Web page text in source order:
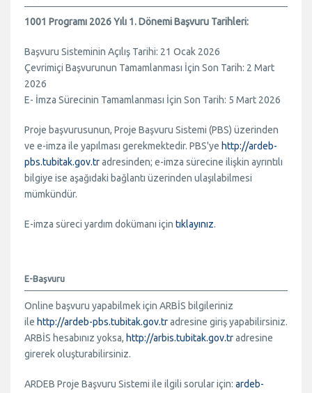
1001 Programı 2026 Yılı 1. Dönemi Başvuru Tarihleri:
Başvuru Sisteminin Açılış Tarihi: 21 Ocak 2026
Çevrimiçi Başvurunun Tamamlanması İçin Son Tarih: 2 Mart
2026
E- İmza Sürecinin Tamamlanması İçin Son Tarih: 5 Mart 2026
Proje başvurusunun, Proje Başvuru Sistemi (PBS) üzerinden
ve e-imza ile yapılması gerekmektedir. PBS'ye http://ardeb-
pbs.tubitak.gov.tradresinden; e-imza sürecine ilişkin ayrıntılı
bilgiye ise aşağıdaki bağlantı üzerinden ulaşılabilmesi
mümkündür.
E-imza süreci yardım dokümanı için tıklayınız.
E-Başvuru
Online başvuru yapabilmek için ARBİS bilgileriniz
ile http://ardeb-pbs.tubitak.gov.tradresine giriş yapabilirsiniz.
ARBİS hesabınız yoksa, http://arbis.tubitak.gov.tradresine
girerek oluşturabilirsiniz.
ARDEB Proje Başvuru Sistemi ile ilgili sorular için: ardeb-